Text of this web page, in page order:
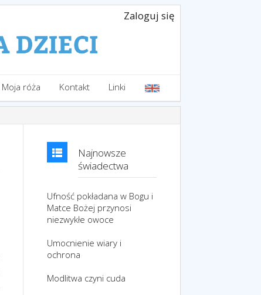
Zaloguj się
Moja róża Kontakt Linki
Najnowsze
świadectwa
Ufność pokładana w Bogu i
Matce Bożej przynosi
niezwykłe owoce
Umocnienie wiary i
ochrona
Modlitwa czyni cuda